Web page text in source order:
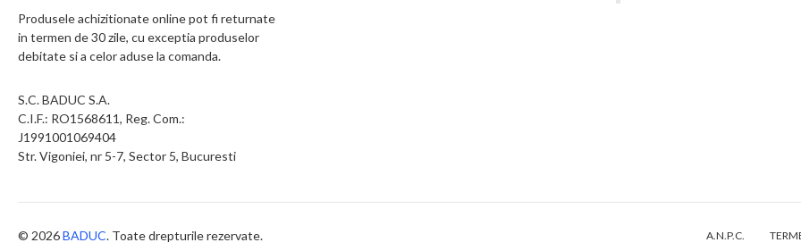
Produsele achizitionate online pot fi returnate
in termen de 30 zile, cu exceptia produselor
debitate si a celor aduse la comanda.
S.C. BADUC S.A.
C.I.F.: RO1568611, Reg. Com.:
J1991001069404
Str. Vigoniei, nr 5-7, Sector 5, Bucuresti
© 2026BADUC. Toate drepturile rezervate. A.N.P.C.